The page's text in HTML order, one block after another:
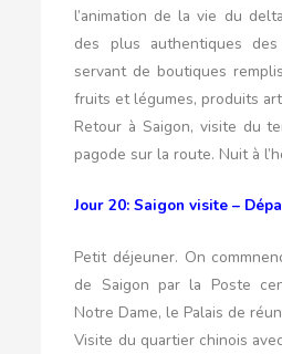
l’animation de la vie du
des plus authentiques
servant de boutiques
fruits et légumes, produits
Retour à Saigon, visite du
pagode sur la route. Nuit à
Jour 20: Saigon visite –
Petit déjeuner. On
de Saigon par la Poste
Notre Dame, le Palais de
Visite du quartier chinois